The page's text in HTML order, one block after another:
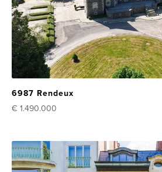
6987 Rendeux
€ 1.490.000